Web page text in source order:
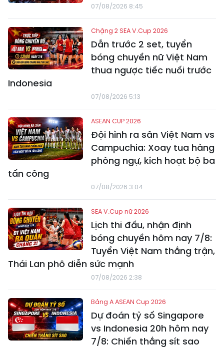
07/08/2026 8:45
Chặng 2 SEA V.Cup 2026
Dẫn trước 2 set, tuyển
bóng chuyền nữ Việt Nam
thua ngược tiếc nuối trước
Indonesia
07/08/2026 5:13
ASEAN CUP 2026
Đội hình ra sân Việt Nam vs
Campuchia: Xoay tua hàng
phòng ngự, kích hoạt bộ ba
tấn công
07/08/2026 3:04
SEA V.Cup nữ 2026
Lịch thi đấu, nhận định
bóng chuyền hôm nay 7/8:
Tuyển Việt Nam thắng trận,
Thái Lan phô diễn sức mạnh
07/08/2026 2:38
Bảng A ASEAN Cup 2026
Dự đoán tỷ số Singapore
vs Indonesia 20h hôm nay
7/8: Chiến thắng sít sao